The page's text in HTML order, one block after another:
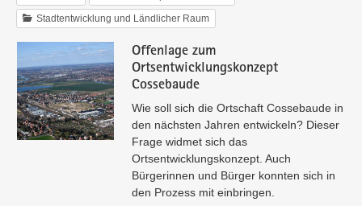
Stadtentwicklung und Ländlicher Raum
Offenlage zum
Ortsentwicklungskonzept
Cossebaude
Wie soll sich die Ortschaft Cossebaude in
den nächsten Jahren entwickeln? Dieser
Frage widmet sich das
Ortsentwicklungskonzept. Auch
Bürgerinnen und Bürger konnten sich in
den Prozess mit einbringen.